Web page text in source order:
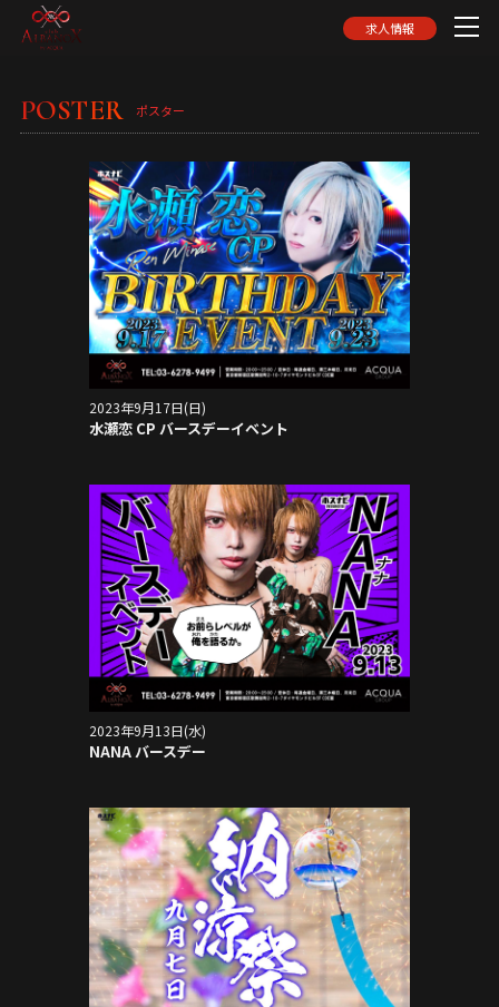
求人情報
POSTER ポスター
2023年9月17日(日)
水瀬恋 CP バースデーイベント
2023年9月13日(水)
NANA バースデー